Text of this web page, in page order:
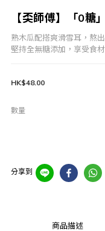
【奀師傅】「0糖
熟木瓜配搭爽滑雪耳，熬
堅持全無糖添加，享受食
HK$48.00
數量
分享到
商品描述